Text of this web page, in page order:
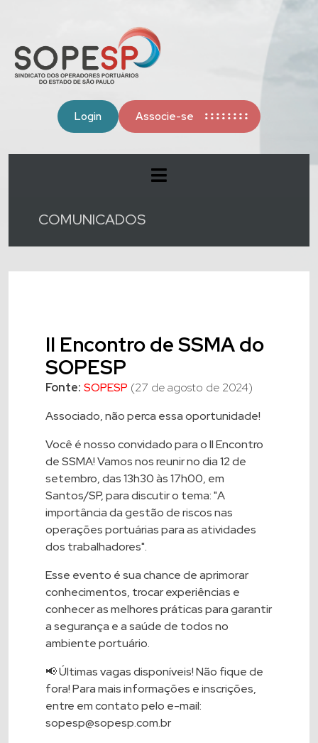
Login Associe-se
COMUNICADOS
II Encontro de SSMA do
SOPESP
Fonte: SOPESP (27 de agosto de 2024)
Associado, não perca essa oportunidade!
Você é nosso convidado para o II Encontro
de SSMA! Vamos nos reunir no dia 12 de
setembro, das 13h30 às 17h00, em
Santos/SP, para discutir o tema: "A
importância da gestão de riscos nas
operações portuárias para as atividades
dos trabalhadores".
Esse evento é sua chance de aprimorar
conhecimentos, trocar experiências e
conhecer as melhores práticas para garantir
a segurança e a saúde de todos no
ambiente portuário.
📢 Últimas vagas disponíveis! Não fique de
fora! Para mais informações e inscrições,
entre em contato pelo e-mail:
sopesp@sopesp.com.br